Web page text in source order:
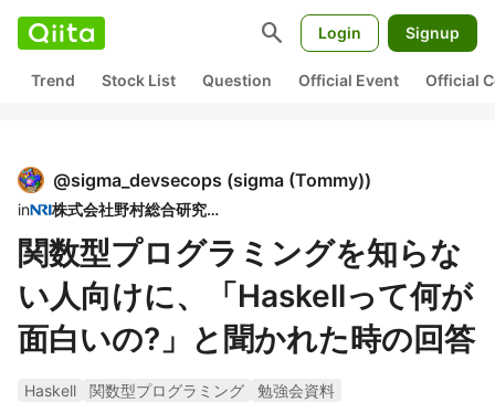
search Login Signup
Trend Stock List Question Official Event Official
@sigma_devsecops (sigma (Tommy))
in 株式会社野村総合研究所
関数型プログラミングを知らな
い人向けに、「Haskellって何が
面白いの?」と聞かれた時の回答
Haskell 関数型プログラミング
勉強会資料